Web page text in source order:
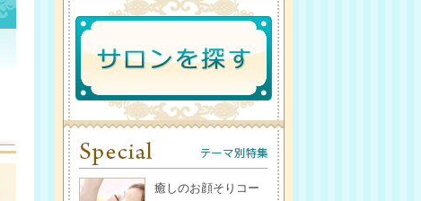
癒しのお顔そりコー